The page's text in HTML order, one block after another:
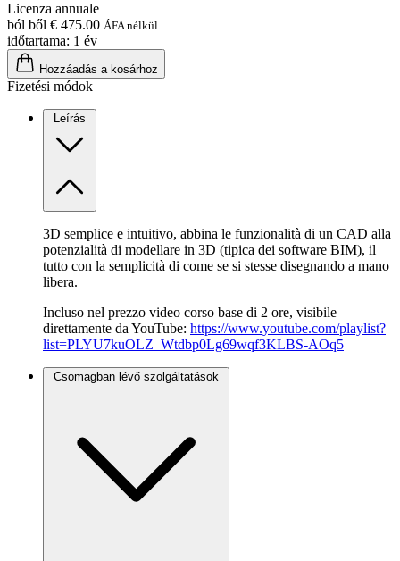
Licenza annuale
ból ből € 475.00 ÁFA nélkül
időtartama: 1 év
Hozzáadás a kosárhoz
Fizetési módok
Leírás
3D semplice e intuitivo, abbina le funzionalità di un CAD alla
potenzialità di modellare in 3D (tipica dei software BIM), il
tutto con la semplicità di come se si stesse disegnando a mano
libera.
Incluso nel prezzo video corso base di 2 ore, visibile
direttamente da YouTube: https://www.youtube.com/playlist?
list=PLYU7kuOLZ_Wtdbp0Lg69wqf3KLBS-AOq5
Csomagban lévő szolgáltatások